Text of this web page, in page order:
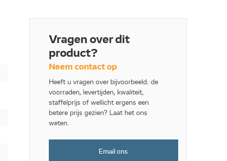
Vragen over dit
product?
Neem contact op
Heeft u vragen over bijvoorbeeld: de
voorraden, levertijden, kwaliteit,
staffelprijs of wellicht ergens een
betere prijs gezien? Laat het ons
weten.
Email ons